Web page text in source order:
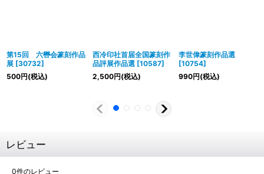
第15回 六轡会篆刻作品
展 [30732]
500円(税込)
西冷印社首届全国篆刻作
品評展作品選 [10587]
2,500円(税込)
李世偉篆刻作品選
[10754]
990円(税込)
レビュー
0件のレビュー